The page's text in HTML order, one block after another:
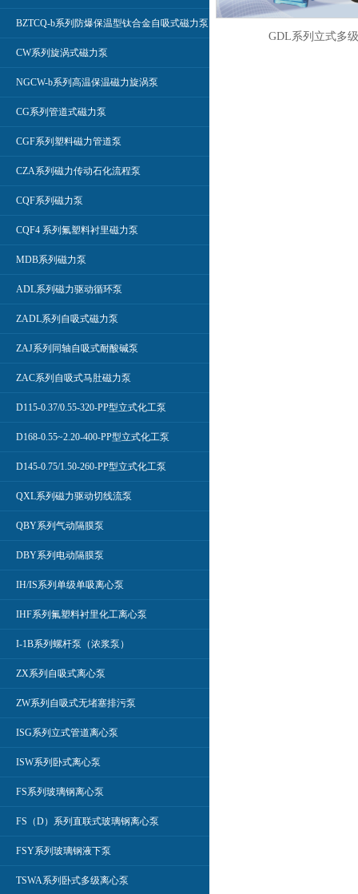
BZTCQ-b系列防爆保温型钛合金自吸式磁力泵
CW系列旋涡式磁力泵
NGCW-b系列高温保温磁力旋涡泵
CG系列管道式磁力泵
CGF系列塑料磁力管道泵
CZA系列磁力传动石化流程泵
CQF系列磁力泵
CQF4 系列氟塑料衬里磁力泵
MDB系列磁力泵
ADL系列磁力驱动循环泵
ZADL系列自吸式磁力泵
ZAJ系列同轴自吸式耐酸碱泵
ZAC系列自吸式马肚磁力泵
D115-0.37/0.55-320-PP型立式化工泵
D168-0.55~2.20-400-PP型立式化工泵
D145-0.75/1.50-260-PP型立式化工泵
QXL系列磁力驱动切线流泵
QBY系列气动隔膜泵
DBY系列电动隔膜泵
IH/IS系列单级单吸离心泵
IHF系列氟塑料衬里化工离心泵
I-1B系列螺杆泵（浓浆泵）
ZX系列自吸式离心泵
ZW系列自吸式无堵塞排污泵
ISG系列立式管道离心泵
ISW系列卧式离心泵
FS系列玻璃钢离心泵
FS（D）系列直联式玻璃钢离心泵
FSY系列玻璃钢液下泵
TSWA系列卧式多级离心泵
GDL系列立式多